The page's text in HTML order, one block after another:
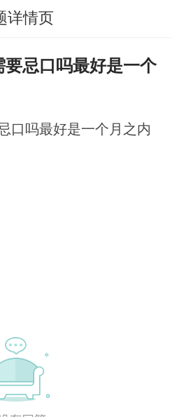
详情页
忌口吗最好是一个
口吗最好是一个月之内